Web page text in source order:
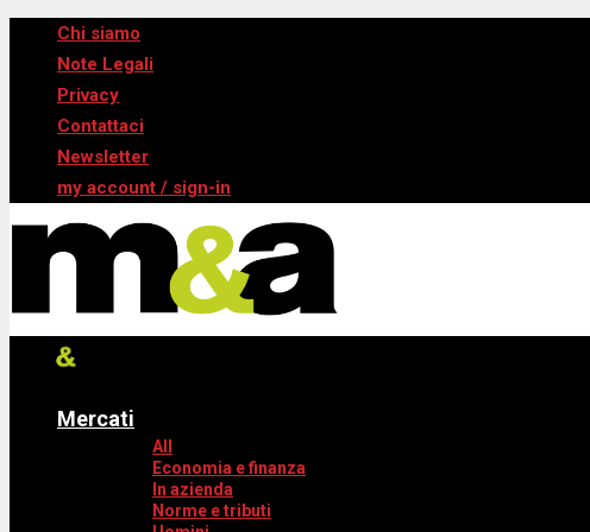
Chi siamo
Note Legali
Privacy
Contattaci
Newsletter
my account / sign-in
Mercati
All
Economia e finanza
In azienda
Norme e tributi